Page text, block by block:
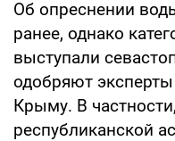
Об опреснении
ранее, однако
выступали
одобряют
Крыму. В
республиканской